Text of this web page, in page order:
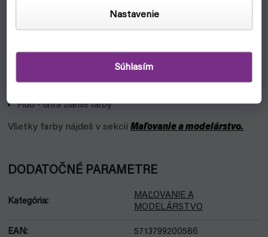
Nastavenie
Súhlasím
Air Metallics - metalická farba pre airbrush
Metallics - metalické farby na vytváranie najmä kovových
Effects - farby pre neobvyklé efekty
Speedpaint - tiene, žiarivá sýtosť, highlighty v jednej vrstve
Fluo - ultra žiarivé farby
Všetky farby nájdeš v sekcii Maľovanie a modelárstvo.
DODATOČNÉ PARAMETRE
Kategória:
MAĽOVANIE A
MODELÁRSTVO
EAN: 5713799200586